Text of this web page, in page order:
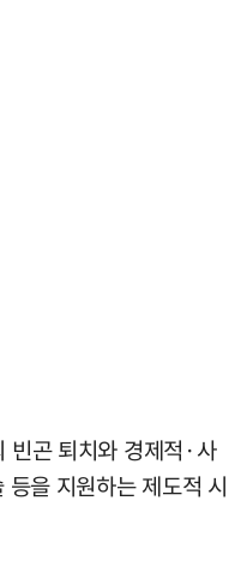
빈곤 퇴치와 경제적·사
을 지원하는 제도적 시